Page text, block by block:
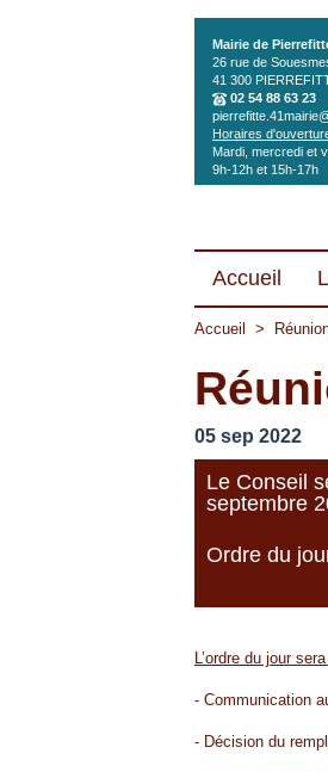
Mairie de
26 rue de
41 300
02 54 88 63 23
Horaires
Mardi, mercredi et
9h-12h et 15h-17h
Accueil
Accueil >
05 sep 2022
Le Conseil
septembre
Ordre du
L’ordre du jour
- Communication
- Décision du